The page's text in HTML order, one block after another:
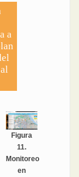
a
Figura
11.
Monitoreo
en